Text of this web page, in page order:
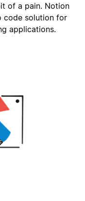
of a pain. Notion
code solution for
applications.